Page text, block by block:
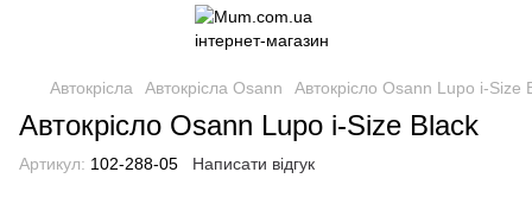
Автокрісла Автокрісла Osann Автокрісло Osann Lupo i-Size
Автокрісло Osann Lupo i-Size Black
Артикул: 102-288-05 Написати відгук